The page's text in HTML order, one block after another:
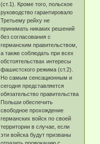
(ст.1). Кроме того, польское
руководство гарантировало
Третьему рейху не
принимать никаких решений
без согласования с
германским правительством,
а также соблюдать при всех
обстоятельствах интересы
фашистского режима (ст.2).
Но самым сенсационным и
сегодня представляется
обязательство правительства
Польши обеспечить
свободное прохождение
германских войск по своей
территории в случае, если
эти войска будут призваны